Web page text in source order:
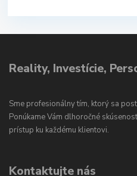
Reality, Investície,
Sme profesionálny tím, ktorý sa
Ponúkame Vám dlhoročné
prístup ku každému klientovi.
Kontaktujte nás